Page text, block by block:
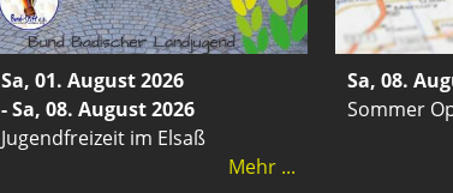
Sa, 01. August 2026
- Sa, 08. August 2026
Jugendfreizeit im Elsaß
Mehr ...
Sa, 08.
Sommer